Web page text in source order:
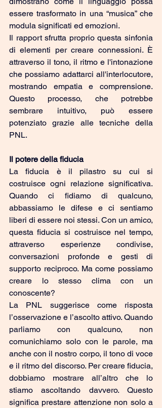
essere trasformato in una “musica” che
modula significati ed emozioni.
Il rapport sfrutta proprio questa sinfonia
di elementi per creare connessioni. È
attraverso il tono, il ritmo e l'intonazione
che possiamo adattarci all'interlocutore,
mostrando empatia e comprensione.
Questo processo, che potrebbe
sembrare intuitivo, può essere
potenziato grazie alle tecniche della
PNL.
Il potere della fiducia
La fiducia è il pilastro su cui si
costruisce ogni relazione significativa.
Quando ci fidiamo di qualcuno,
abbassiamo le difese e ci sentiamo
liberi di essere noi stessi. Con un amico,
questa fiducia si costruisce nel tempo,
attraverso esperienze condivise,
conversazioni profonde e gesti di
supporto reciproco. Ma come possiamo
creare lo stesso clima con un
conoscente?
La PNL suggerisce come risposta
l’osservazione e l’ascolto attivo. Quando
parliamo con qualcuno, non
comunichiamo solo con le parole, ma
anche con il nostro corpo, il tono di voce
e il ritmo del discorso. Per creare fiducia,
dobbiamo mostrare all’altro che lo
stiamo ascoltando davvero. Questo
significa prestare attenzione non solo a